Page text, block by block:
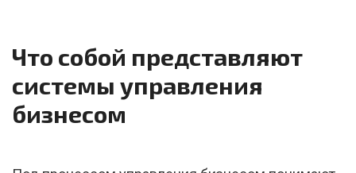
Что собой представляют
системы управления
бизнесом